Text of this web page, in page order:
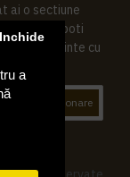
a
Inchide
ai o sectiune
ne poti
sau cerinte cu
Abonare